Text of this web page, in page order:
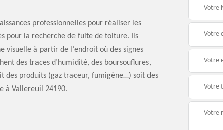
professionnelles pour réaliser les
pour la recherche de fuite de toiture. Ils
à partir de l’endroit où des signes
des traces d’humidité, des boursouflures,
produits (gaz traceur, fumigène…) soit des
à Vallereuil 24190.